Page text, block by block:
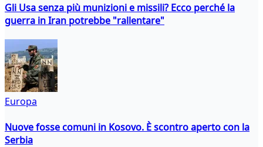
Gli Usa senza più munizioni e missili? Ecco perché la
guerra in Iran potrebbe "rallentare"
Europa
Nuove fosse comuni in Kosovo. È scontro aperto con la
Serbia